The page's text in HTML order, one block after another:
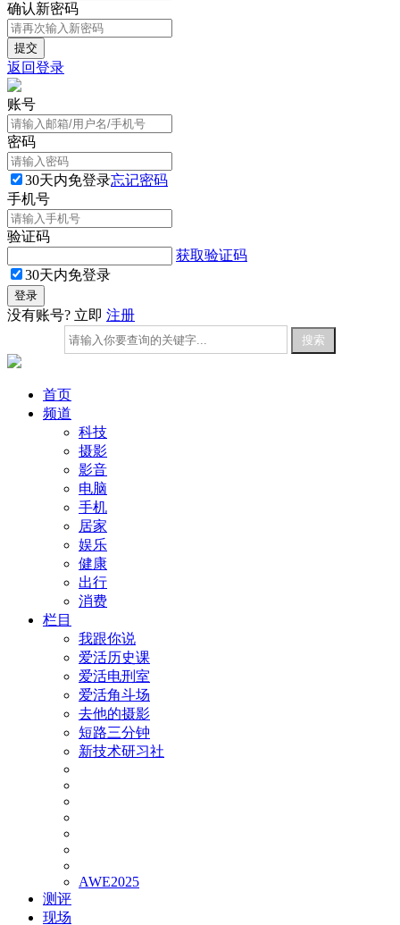
确认新密码
返回登录
账号
密码
30天内免登录忘记密码
手机号
验证码
获取验证码
30天内免登录
没有账号? 立即 注册
首页
频道
科技
摄影
影音
电脑
手机
居家
娱乐
健康
出行
消费
栏目
我跟你说
爱活历史课
爱活电刑室
爱活角斗场
去他的摄影
短路三分钟
新技术研习社
AWE2025
测评
现场